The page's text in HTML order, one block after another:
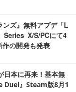
ズ』無料アプデ「L
X/S/PCにて4
の開発も発表
日本に再来！基本無
Duel』Steam版8月1